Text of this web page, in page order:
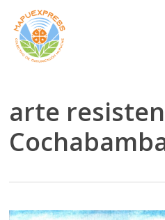
Skip
main
arte